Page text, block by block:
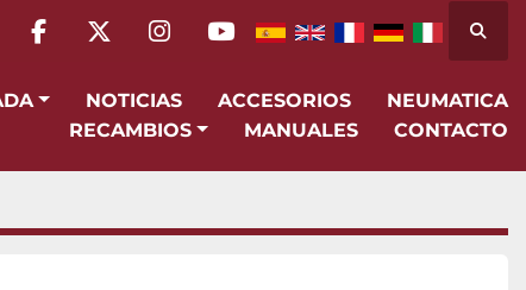
facebook
twitterinstagram
youtube
NOTICIAS ACCESORIOS
NEUMATICA
RECAMBIOS
MANUALES CONTACTO